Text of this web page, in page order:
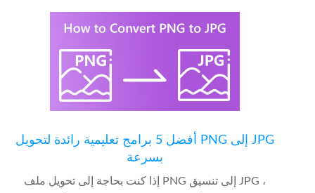
أفضل 5 برامج تعليمية رائدة لتحويل PNG إلى JPG
بسرعة
إذا كنت بحاجة إلى تحويل ملف PNG إلى تنسيق JPG ،